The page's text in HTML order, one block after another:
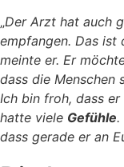
„Der Arzt hat auch
empfangen. Das ist
meinte er. Er
dass die Menschen
Ich bin froh, dass
hatte viele Gefühle.
dass gerade er an